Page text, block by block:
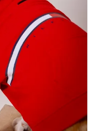
カートへ進む